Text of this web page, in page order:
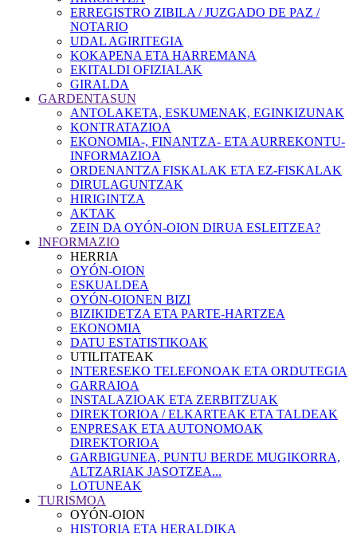
ERREGISTRO ZIBILA / JUZGADO DE PAZ /
NOTARIO
UDAL AGIRITEGIA
KOKAPENA ETA HARREMANA
EKITALDI OFIZIALAK
GIRALDA
GARDENTASUN
ANTOLAKETA, ESKUMENAK, EGINKIZUNAK
KONTRATAZIOA
EKONOMIA-, FINANTZA- ETA AURREKONTU-
INFORMAZIOA
ORDENANTZA FISKALAK ETA EZ-FISKALAK
DIRULAGUNTZAK
HIRIGINTZA
AKTAK
ZEIN DA OYÓN-OION DIRUA ESLEITZEA?
INFORMAZIO
HERRIA
OYÓN-OION
ESKUALDEA
OYÓN-OIONEN BIZI
BIZIKIDETZA ETA PARTE-HARTZEA
EKONOMIA
DATU ESTATISTIKOAK
UTILITATEAK
INTERESEKO TELEFONOAK ETA ORDUTEGIA
GARRAIOA
INSTALAZIOAK ETA ZERBITZUAK
DIREKTORIOA / ELKARTEAK ETA TALDEAK
ENPRESAK ETA AUTONOMOAK
DIREKTORIOA
GARBIGUNEA, PUNTU BERDE MUGIKORRA,
ALTZARIAK JASOTZEA...
LOTUNEAK
TURISMOA
OYÓN-OION
HISTORIA ETA HERALDIKA